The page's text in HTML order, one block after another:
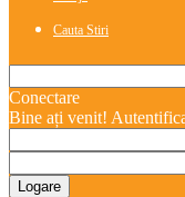
Cauta Stiri
Conectare
Bine ați venit!